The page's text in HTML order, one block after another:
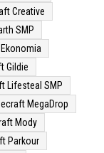
Creative
SMP
Gildie
Lifesteal SMP
MegaDrop
Mody
Parkour